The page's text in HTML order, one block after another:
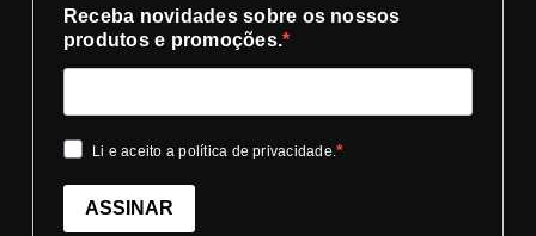
Receba novidades sobre os nossos
produtos e promoções.
Li e aceito a política de privacidade.
ASSINAR